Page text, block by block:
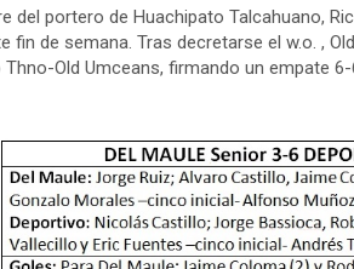
del portero de Huachipato Talcahuano,
fin de semana. Tras decretarse el w.o. ,
Old Umceans, firmando un empate 6-